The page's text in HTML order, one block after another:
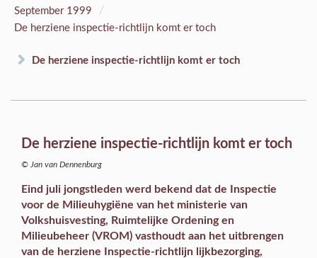
September 1999 /
De herziene inspectie-richtlijn komt er toch
De herziene inspectie-richtlijn komt er toch
De herziene inspectie-richtlijn komt er toch
© Jan van Dennenburg
Eind juli jongstleden werd bekend dat de Inspectie
voor de Milieuhygiëne van het ministerie van
Volkshuisvesting, Ruimtelijke Ordening en
Milieubeheer (VROM) vasthoudt aan het uitbrengen
van de herziene Inspectie-richtlijn lijkbezorging,